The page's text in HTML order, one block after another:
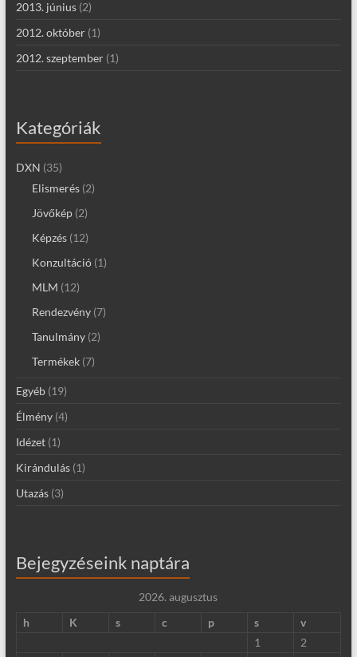
2013. június(2)
2012. október(1)
2012. szeptember(1)
Kategóriák
DXN (35)
Elismerés(2)
Jövőkép(2)
Képzés(12)
Konzultáció(1)
MLM (12)
Rendezvény(7)
Tanulmány(2)
Termékek(7)
Egyéb(19)
Élmény(4)
Idézet(1)
Kirándulás(1)
Utazás(3)
Bejegyzéseink naptára
2026. augusztus
h
K s c p s
v
1
2